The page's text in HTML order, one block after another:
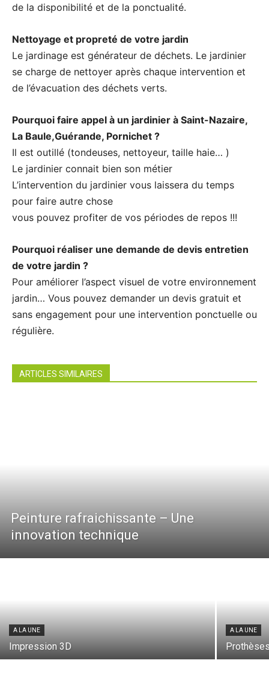
de la disponibilité et de la ponctualité.
Nettoyage et propreté de votre jardin
Le jardinage est générateur de déchets. Le jardinier
se charge de nettoyer après chaque intervention et
de l’évacuation des déchets verts.
Pourquoi faire appel à un jardinier à Saint-Nazaire,
La Baule,Guérande, Pornichet ?
Il est outillé (tondeuses, nettoyeur, taille haie… )
Le jardinier connait bien son métier
L’intervention du jardinier vous laissera du temps
pour faire autre chose
vous pouvez profiter de vos périodes de repos !!!
Pourquoi réaliser une demande de devis entretien
de votre jardin ?
Pour améliorer l’aspect visuel de votre environnement
jardin… Vous pouvez demander un devis gratuit et
sans engagement pour une intervention ponctuelle ou
régulière.
ARTICLES SIMILAIRES
Peinture rafraichissante – Une
innovation technique
A LA UNE
Impression 3D
A LA UNE